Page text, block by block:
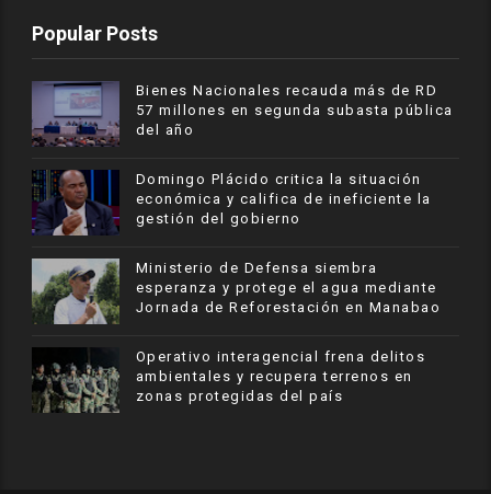
Popular Posts
Bienes Nacionales recauda más de RD
57 millones en segunda subasta pública
del año
​Domingo Plácido critica la situación
económica y califica de ineficiente la
gestión del gobierno
Ministerio de Defensa siembra
esperanza y protege el agua mediante
Jornada de Reforestación en Manabao
Operativo interagencial frena delitos
ambientales y recupera terrenos en
zonas protegidas del país